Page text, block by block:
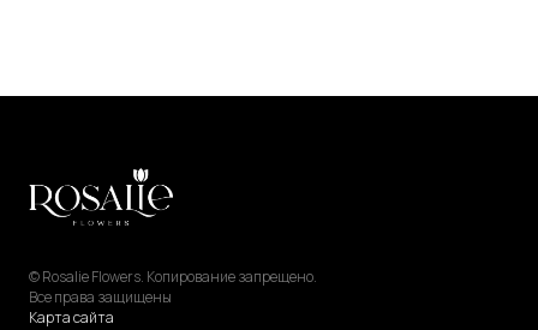
© Rosalie Flowers. Копирование запрещено.
Все права защищены
Карта сайта